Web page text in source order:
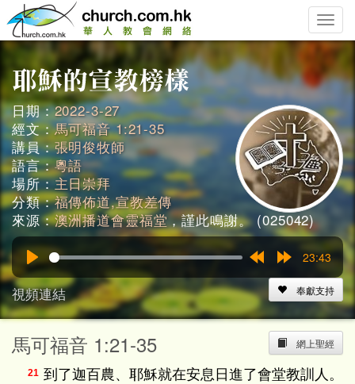
Toggle
日期：2022-3-27
經文：馬可福音 1:21-35
講員：張明俊牧師
語言：粵語
場所：主日崇拜
分類：福傳佈道,宣教差傳
來源：澳洲播道會靈福堂，謹此鳴謝。 (025042)
Play
15s
15s
23:43
視頻連結 奉獻支持
網上聖經
馬可福音 1:21-35
21 到了迦百農、耶穌就在安息日進了會堂教訓人。